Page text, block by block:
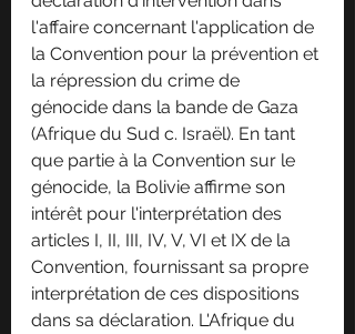
l'affaire concernant l'application de
la Convention pour la prévention et
la répression du crime de
génocide dans la bande de Gaza
(Afrique du Sud c. Israël). En tant
que partie à la Convention sur le
génocide, la Bolivie affirme son
intérêt pour l'interprétation des
articles I, II, III, IV, V, VI et IX de la
Convention, fournissant sa propre
interprétation de ces dispositions
dans sa déclaration. L'Afrique du